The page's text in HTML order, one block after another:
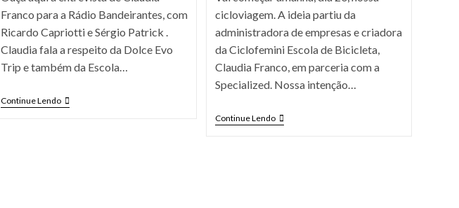
Franco para a Rádio Bandeirantes, com
Ricardo Capriotti e Sérgio Patrick .
Claudia fala a respeito da Dolce Evo
Trip e também da Escola…
Continue Lendo
cicloviagem. A ideia partiu da
administradora de empresas e criadora
da Ciclofemini Escola de Bicicleta,
Claudia Franco, em parceria com a
Specialized. Nossa intenção…
Continue Lendo